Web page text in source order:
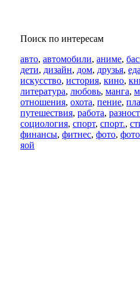
Поиск по интересам
авто, автомобили, аниме,
дети, дизайн, дом, друзья, еда
искусство, история, кино,
литература, любовь, манга,
отношения, охота, пение,
путешествия, работа,
социология, спорт, спорт.,
финансы, фитнес, фото,
яой